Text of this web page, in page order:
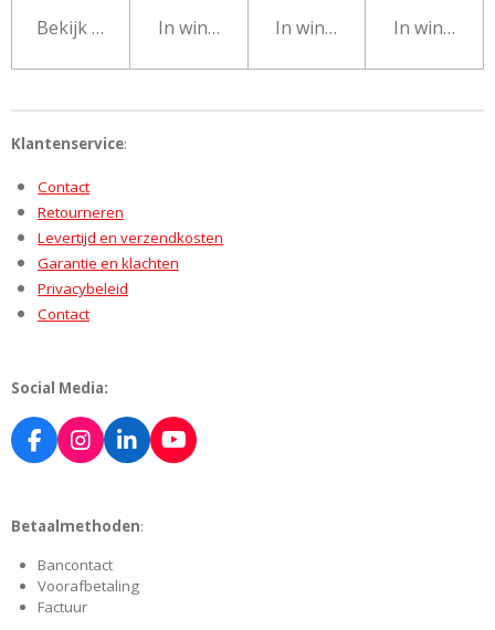
Bekijk details In winkelwagenIn winkelwagen
In
Klantenservice:
Contact
Retourneren
Levertijd en verzendkosten
Garantie en klachten
Privacybeleid
Contact
Social Media:
F
a
b
o
k
I
n
a
r
a
m
L
i
e
n
Y
o
Betaalmethoden:
Bancontact
Voorafbetaling
Factuur